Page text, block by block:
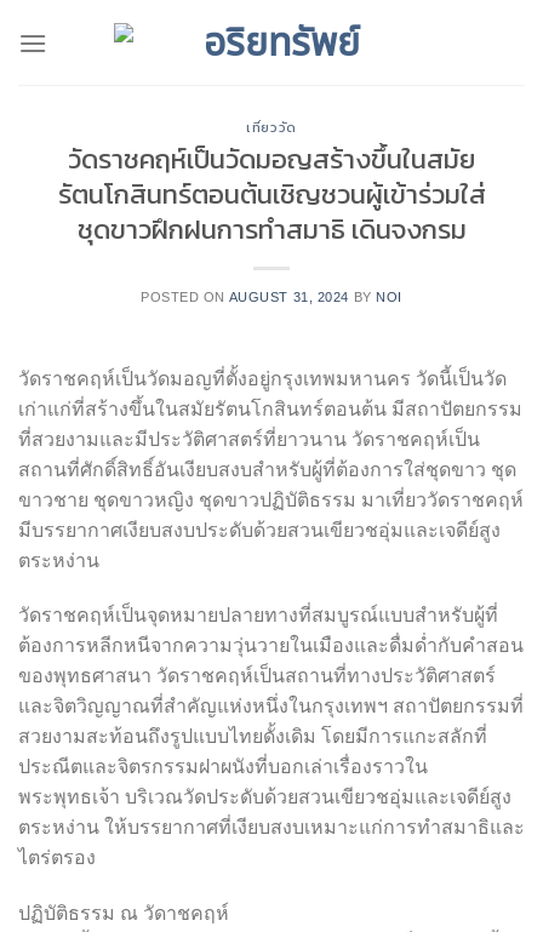
เที่ยววัด
วัดราชคฤห์เป็นวัดมอญสร้างขึ้นในสมัย
รัตนโกสินทร์ตอนต้นเชิญชวนผู้เข้าร่วมใส่
ชุดขาวฝึกฝนการทำสมาธิ เดินจงกรม
POSTED ON AUGUST 31, 2024 BY NOI
วัดราชคฤห์เป็นวัดมอญที่ตั้งอยู่กรุงเทพมหานคร วัดนี้เป็นวัด
เก่าแก่ที่สร้างขึ้นในสมัยรัตนโกสินทร์ตอนต้น มีสถาปัตยกรรม
ที่สวยงามและมีประวัติศาสตร์ที่ยาวนาน วัดราชคฤห์เป็น
สถานที่ศักดิ์สิทธิ์อันเงียบสงบสำหรับผู้ที่ต้องการใส่ชุดขาว ชุด
ขาวชาย ชุดขาวหญิง ชุดขาวปฏิบัติธรรม มาเที่ยววัดราชคฤห์
มีบรรยากาศเงียบสงบประดับด้วยสวนเขียวชอุ่มและเจดีย์สูง
ตระหง่าน
วัดราชคฤห์เป็นจุดหมายปลายทางที่สมบูรณ์แบบสำหรับผู้ที่
ต้องการหลีกหนีจากความวุ่นวายในเมืองและดื่มด่ำกับคำสอน
ของพุทธศาสนา วัดราชคฤห์เป็นสถานที่ทางประวัติศาสตร์
และจิตวิญญาณที่สำคัญแห่งหนึ่งในกรุงเทพฯ สถาปัตยกรรมที่
สวยงามสะท้อนถึงรูปแบบไทยดั้งเดิม โดยมีการแกะสลักที่
ประณีตและจิตรกรรมฝาผนังที่บอกเล่าเรื่องราวใน
พระพุทธเจ้า บริเวณวัดประดับด้วยสวนเขียวชอุ่มและเจดีย์สูง
ตระหง่าน ให้บรรยากาศที่เงียบสงบเหมาะแก่การทำสมาธิและ
ไตร่ตรอง
ปฏิบัติธรรม ณ วัดาชคฤห์